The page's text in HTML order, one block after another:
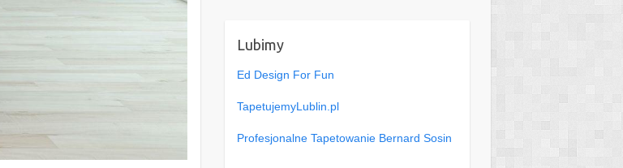
Lubimy
Ed Design For Fun
TapetujemyLublin.pl
Profesjonalne Tapetowanie Bernard Sosin